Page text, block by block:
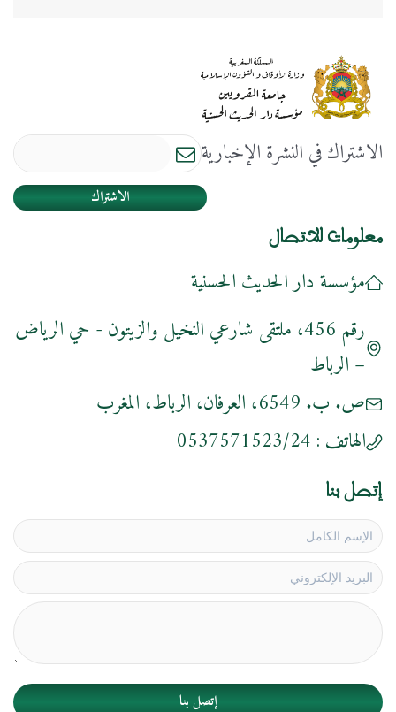
الاشتراك في النشرة الإخبارية
الاشتراك
معلومات للاتصال
مؤسسة دار الحديث الحسنية
رقم 456، ملتقى شارعي النخيل والزيتون - حي الرياض
– الرباط
ص. ب. 6549، العرفان، الرباط، المغرب
الهاتف : 0537571523/24
إتصل بنا
إتصل بنا